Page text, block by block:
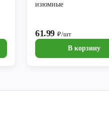
изюмные
61.99 ₽/шт
В корзину